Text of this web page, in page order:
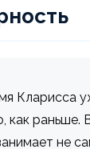
Кларисса
как раньше.
не